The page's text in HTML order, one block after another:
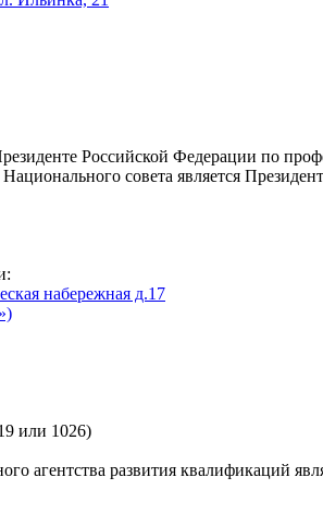
Российской Федерации по
совета является
набережная д.17
или 1026)
агентства развития квалификаций